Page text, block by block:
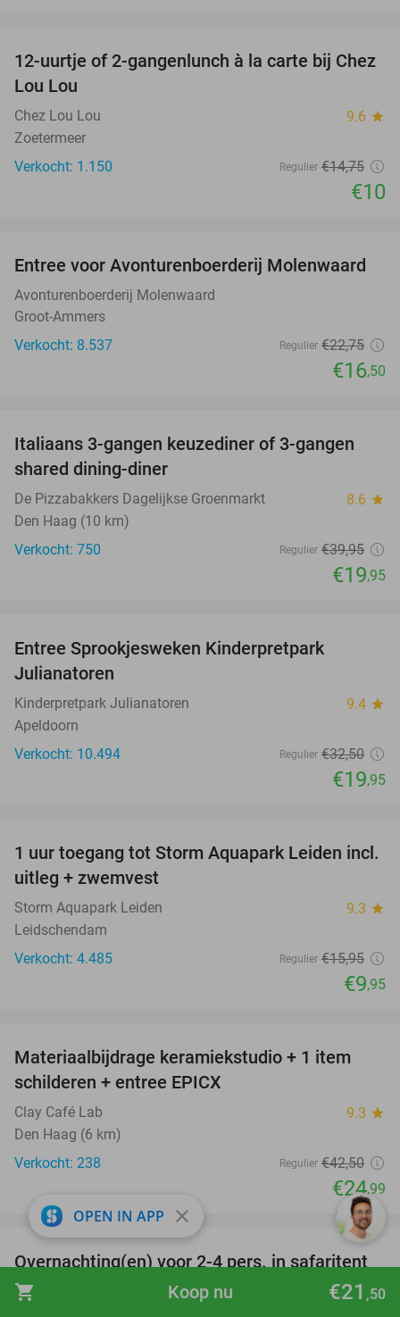
shopping_cart €21 ,50
Koop nu
32%
12-uurtje of 2-gangenlunch à la carte bij Chez
Lou Lou
Chez Lou Lou 9.6 star
Zoetermeer
Verkocht: 1.150
Regulier €14,75
€10
27%
Entree voor Avonturenboerderij Molenwaard
Avonturenboerderij Molenwaard
Groot-Ammers
Verkocht: 8.537
Regulier €22,75
€16,50
50%
Italiaans 3-gangen keuzediner of 3-gangen
shared dining-diner
De Pizzabakkers Dagelijkse Groenmarkt 8.6 star
Den Haag (10 km)
Verkocht: 750
Regulier €39,95
€19,95
Entree Sprookjesweken Kinderpretpark
Julianatoren
Kinderpretpark Julianatoren 9.4 star
Apeldoorn
Verkocht: 10.494
Regulier €32,50
€19,95
38%
1 uur toegang tot Storm Aquapark Leiden incl.
uitleg + zwemvest
Storm Aquapark Leiden 9.3 star
Leidschendam
Verkocht: 4.485
Regulier €15,95
€9,95
41%
Materiaalbijdrage keramiekstudio + 1 item
schilderen + entree EPICX
Clay Café Lab 9.3 star
Den Haag (6 km)
Verkocht: 238
Regulier €42,50
€24,99
39%
favorite_border
Overnachting(en) voor 2-4 pers. in safaritent
of pipowagen + welkomstpakket
OPEN IN APP close